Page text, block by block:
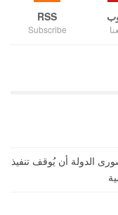
RSS
Subscribe
الدولة أن يُوقف تنفيذ